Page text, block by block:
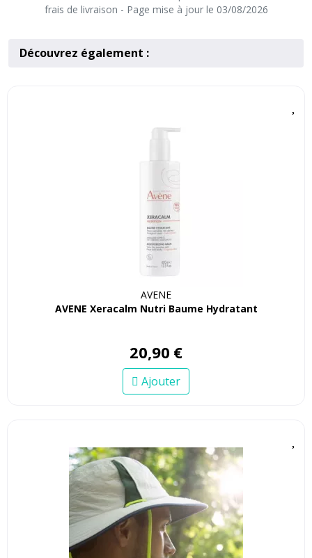
frais de livraison - Page mise à jour le 03/08/2026
Découvrez également :
AVENE
AVENE Xeracalm Nutri Baume Hydratant
20,90 €
Ajouter